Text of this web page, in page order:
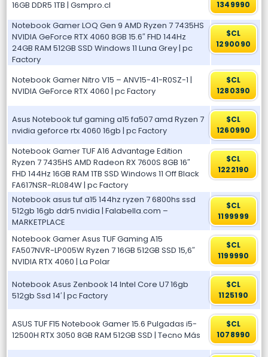
16GB DDR5 1TB | Gsmpro.cl 1349990
Notebook Gamer LOQ Gen 9 AMD Ryzen 7 7435HS
NVIDIA GeForce RTX 4060 8GB 15.6″ FHD 144Hz
24GB RAM 512GB SSD Windows 11 Luna Grey | pc
Factory
$CL
1290090
Notebook Gamer Nitro V15 – ANV15-41-R0SZ-1 |
NVIDIA GeForce RTX 4060 | pc Factory
$CL
1280390
Asus Notebook tuf gaming a15 fa507 amd Ryzen 7
nvidia geforce rtx 4060 16gb | pc Factory
$CL
1260990
Notebook Gamer TUF A16 Advantage Edition
Ryzen 7 7435HS AMD Radeon RX 7600S 8GB 16″
FHD 144Hz 16GB RAM 1TB SSD Windows 11 Off Black
FA617NSR-RL084W | pc Factory
$CL
1222190
Notebook asus tuf a15 144hz ryzen 7 6800hs ssd
512gb 16gb ddr5 nvidia | Falabella.com –
MARKETPLACE
$CL
1199999
Notebook Gamer Asus TUF Gaming A15
FA507NVR-LP005W Ryzen 7 16GB 512GB SSD 15,6″
NVIDIA RTX 4060 | La Polar
$CL
1199990
Notebook Asus Zenbook 14 Intel Core U7 16gb
512gb Ssd 14′ | pc Factory
$CL
1125190
ASUS TUF F15 Notebook Gamer 15.6 Pulgadas i5-
12500H RTX 3050 8GB RAM 512GB SSD | Tecno Más
$CL
1078990